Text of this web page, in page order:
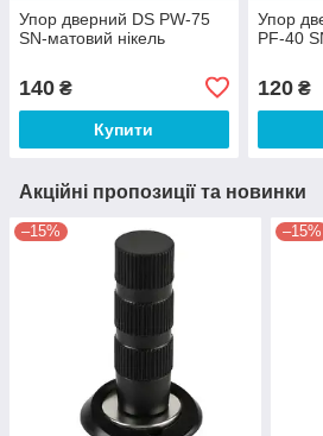
Упор дверний DS PW-75
SN-матовий нікель
140 ₴
Купити
Упор
PF-40
120₴
Акційні пропозиції та новинки
–15% –15%